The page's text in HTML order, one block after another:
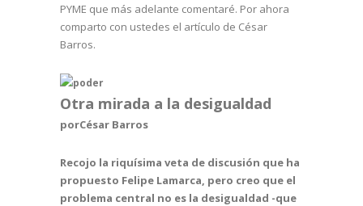
PYME que más adelante comentaré. Por ahora
comparto con ustedes el artículo de César
Barros.
poder
Otra mirada a la desigualdad
porCésar Barros
Recojo la riquísima veta de discusión que ha
propuesto Felipe Lamarca, pero creo que el
problema central no es la desigualdad -que